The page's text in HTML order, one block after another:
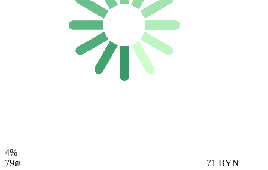
4%
79₪
71 BYN